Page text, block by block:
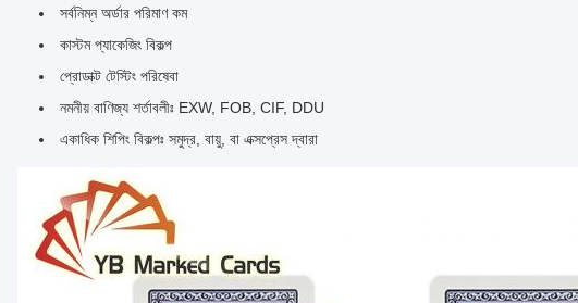
সর্বনিম্ন অর্ডার পরিমাণ কম
কাস্টম প্যাকেজিং বিকল্প
প্রোডাক্ট টেস্টিং পরিষেবা
নমনীয় বাণিজ্য শর্তাবলীঃ EXW, FOB, CIF, DDU
একাধিক শিপিং বিকল্পঃ সমুদ্র, বায়ু, বা এক্সপ্রেস দ্বারা